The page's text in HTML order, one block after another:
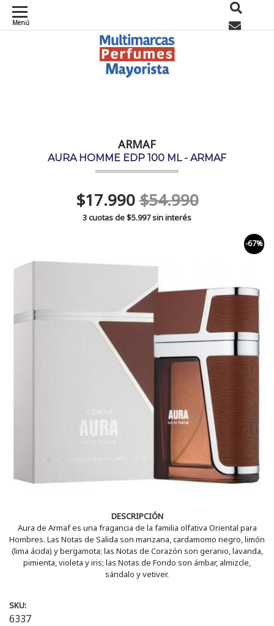
Menú
ARMAF
AURA HOMME EDP 100 ML - ARMAF
$17.990$54.990
3 cuotas de$5.997sin interés
-67%
DESCRIPCIÓN
Aura de Armaf es una fragancia de la familia olfativa Oriental para
Hombres. Las Notas de Salida son manzana, cardamomo negro, limón
(lima ácida) y bergamota; las Notas de Corazón son geranio, lavanda,
pimienta, violeta y iris; las Notas de Fondo son ámbar, almizcle,
sándalo y vetiver.
SKU:
6337